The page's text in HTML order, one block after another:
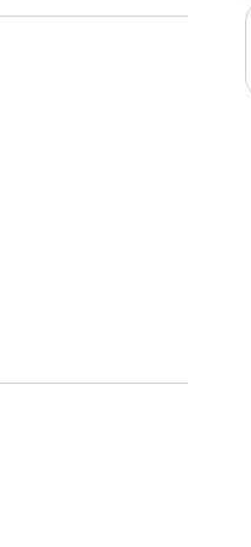
mit Sitzbereich aus
Schlafzimmer mit
ins Souterrain:
für Ihr Auto einen